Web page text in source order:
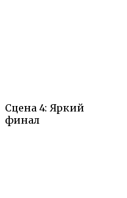
Сцена 4: Яркий
финал